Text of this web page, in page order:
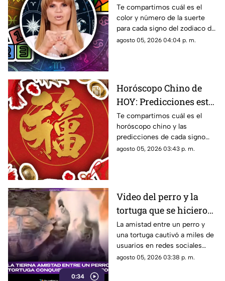
HOY, 5 de agosto de
2026? Predicciones de
Mhoni Vidente para
cada signo este
Te compartimos cuál es el
color y número de la suerte
para cada signo del zodiaco de
acuerdo al horóscopo de
agosto 05, 2026 04:04 p. m.
Horóscopo Chino de
HOY: Predicciones este
5 de agosto de 2026
para cada signo del
zodiaco
Te compartimos cuál es el
horóscopo chino y las
predicciones de cada signo
para el día de hoy, miércoles 5
agosto 05, 2026 03:43 p. m.
0:34
Video del perro y la
tortuga que se hicieron
amigos conquista las
redes sociales por su
ternura
La amistad entre un perro y
una tortuga cautivó a miles de
usuarios en redes sociales
gracias a un tierno video viral.
agosto 05, 2026 03:38 p. m.